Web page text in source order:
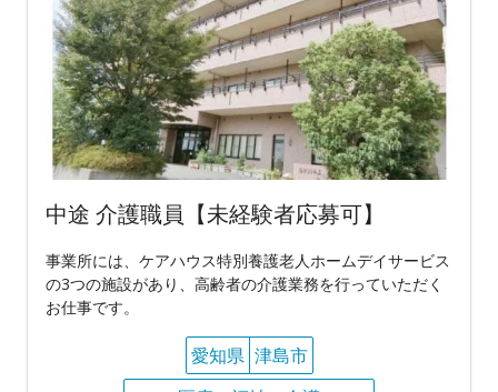
中途 介護職員【未経験者応募可】
事業所には、ケアハウス特別養護老人ホームデイサービス
の3つの施設があり、高齢者の介護業務を行っていただく
お仕事です。
愛知県 津島市